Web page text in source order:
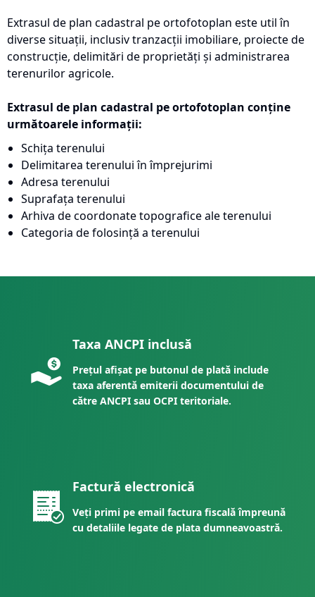
Extrasul de plan cadastral pe ortofotoplan este util în
diverse situații, inclusiv tranzacții imobiliare, proiecte de
construcție, delimitări de proprietăți și administrarea
terenurilor agricole.
Extrasul de plan cadastral pe ortofotoplan conține
următoarele informații:
Schița terenului
Delimitarea terenului în împrejurimi
Adresa terenului
Suprafața terenului
Arhiva de coordonate topografice ale terenului
Categoria de folosință a terenului
Taxa ANCPI inclusă
Prețul afișat pe butonul de plată include
taxa aferentă emiterii documentului de
către ANCPI sau OCPI teritoriale.
Factură electronică
Veți primi pe email factura fiscală împreună
cu detaliile legate de plata dumneavoastră.